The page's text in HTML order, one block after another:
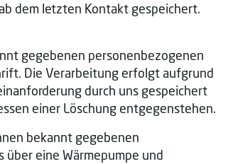
dem letzten Kontakt gespeichert.
gegebenen personenbezogenen
Die Verarbeitung erfolgt aufgrund
durch uns gespeichert
einer Löschung entgegenstehen.
bekannt gegebenen
über eine Wärmepumpe und